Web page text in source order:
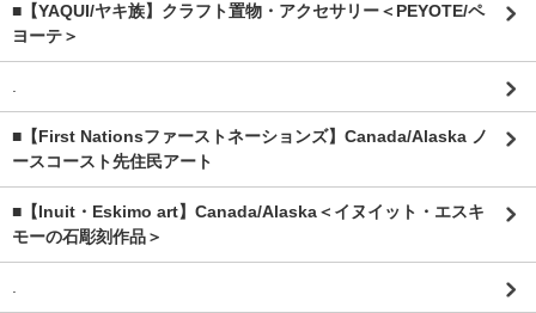
■【YAQUI/ヤキ族】クラフト置物・アクセサリー＜PEYOTE/ペ
ヨーテ＞
■【First Nationsファーストネーションズ】Canada/Alaska ノ
ースコースト先住民アート
■【Inuit・Eskimo art】Canada/Alaska＜イヌイット・エスキ
モーの石彫刻作品＞